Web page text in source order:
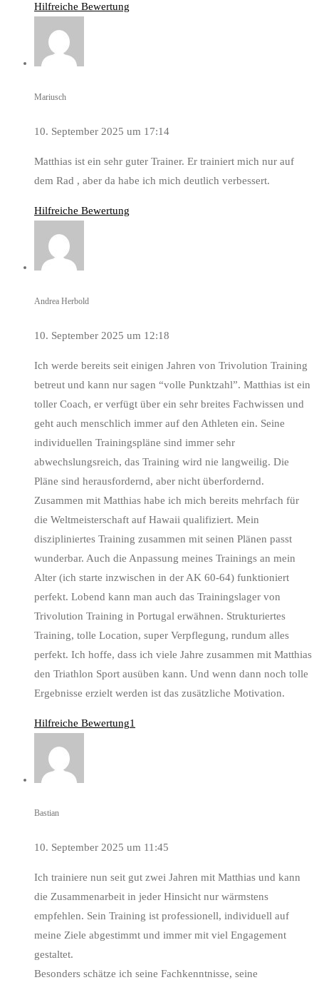
Hilfreiche Bewertung
Mariusch
10. September 2025 um 17:14
Matthias ist ein sehr guter Trainer. Er trainiert mich nur auf
dem Rad , aber da habe ich mich deutlich verbessert.
Hilfreiche Bewertung
Andrea Herbold
10. September 2025 um 12:18
Ich werde bereits seit einigen Jahren von Trivolution Training
betreut und kann nur sagen “volle Punktzahl”. Matthias ist ein
toller Coach, er verfügt über ein sehr breites Fachwissen und
geht auch menschlich immer auf den Athleten ein. Seine
individuellen Trainingspläne sind immer sehr
abwechslungsreich, das Training wird nie langweilig. Die
Pläne sind herausfordernd, aber nicht überfordernd.
Zusammen mit Matthias habe ich mich bereits mehrfach für
die Weltmeisterschaft auf Hawaii qualifiziert. Mein
diszipliniertes Training zusammen mit seinen Plänen passt
wunderbar. Auch die Anpassung meines Trainings an mein
Alter (ich starte inzwischen in der AK 60-64) funktioniert
perfekt. Lobend kann man auch das Trainingslager von
Trivolution Training in Portugal erwähnen. Strukturiertes
Training, tolle Location, super Verpflegung, rundum alles
perfekt. Ich hoffe, dass ich viele Jahre zusammen mit Matthias
den Triathlon Sport ausüben kann. Und wenn dann noch tolle
Ergebnisse erzielt werden ist das zusätzliche Motivation.
Hilfreiche Bewertung1
Bastian
10. September 2025 um 11:45
Ich trainiere nun seit gut zwei Jahren mit Matthias und kann
die Zusammenarbeit in jeder Hinsicht nur wärmstens
empfehlen. Sein Training ist professionell, individuell auf
meine Ziele abgestimmt und immer mit viel Engagement
gestaltet.
Besonders schätze ich seine Fachkenntnisse, seine